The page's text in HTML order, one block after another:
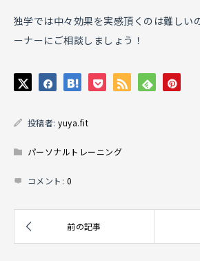
独学では中々効果を実感頂くのは難しい
ーナーにご相談しましょう！
投稿者:yuya.fit
パーソナルトレーニング
コメント: 0